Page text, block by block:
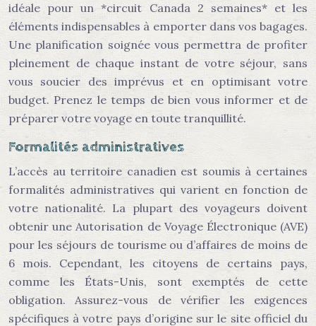
idéale pour un *circuit Canada 2 semaines* et les
éléments indispensables à emporter dans vos bagages.
Une planification soignée vous permettra de profiter
pleinement de chaque instant de votre séjour, sans
vous soucier des imprévus et en optimisant votre
budget. Prenez le temps de bien vous informer et de
préparer votre voyage en toute tranquillité.
Formalités administratives
L’accès au territoire canadien est soumis à certaines
formalités administratives qui varient en fonction de
votre nationalité. La plupart des voyageurs doivent
obtenir une Autorisation de Voyage Électronique (AVE)
pour les séjours de tourisme ou d’affaires de moins de
6 mois. Cependant, les citoyens de certains pays,
comme les États-Unis, sont exemptés de cette
obligation. Assurez-vous de vérifier les exigences
spécifiques à votre pays d’origine sur le site officiel du